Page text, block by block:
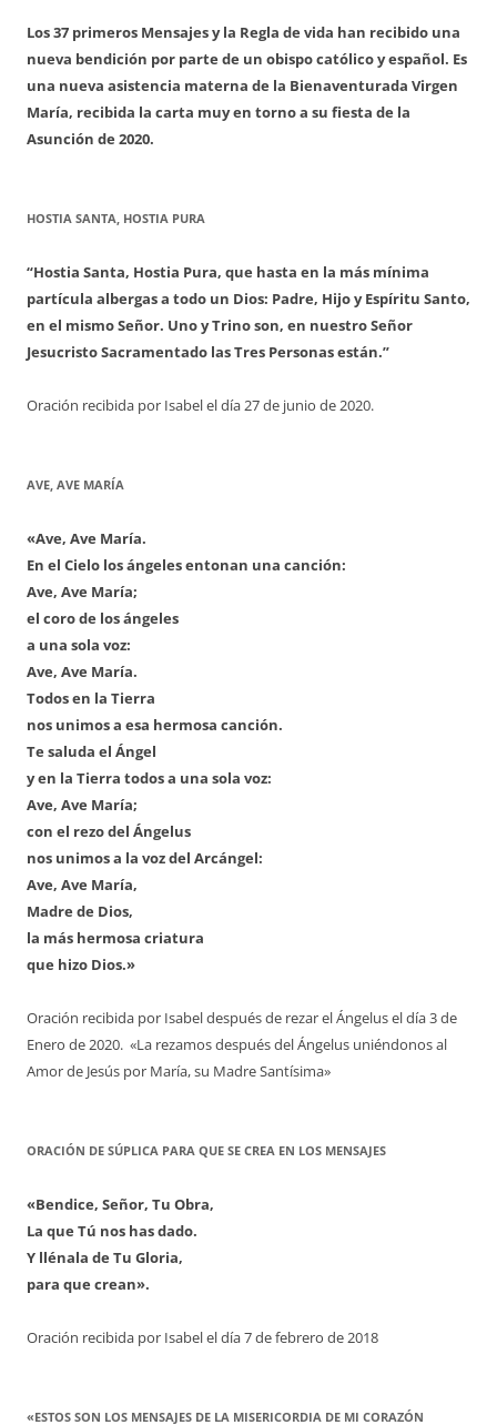
Los 37 primeros Mensajes y la Regla de vida han recibido una
nueva bendición por parte de un obispo católico y español. Es
una nueva asistencia materna de la Bienaventurada Virgen
María, recibida la carta muy en torno a su fiesta de la
Asunción de 2020.
HOSTIA SANTA, HOSTIA PURA
“Hostia Santa, Hostia Pura, que hasta en la más mínima
partícula albergas a todo un Dios: Padre, Hijo y Espíritu Santo,
en el mismo Señor. Uno y Trino son, en nuestro Señor
Jesucristo Sacramentado las Tres Personas están.”
Oración recibida por Isabel el día 27 de junio de 2020.
AVE, AVE MARÍA
«Ave, Ave María.
En el Cielo los ángeles entonan una canción:
Ave, Ave María;
el coro de los ángeles
a una sola voz:
Ave, Ave María.
Todos en la Tierra
nos unimos a esa hermosa canción.
Te saluda el Ángel
y en la Tierra todos a una sola voz:
Ave, Ave María;
con el rezo del Ángelus
nos unimos a la voz del Arcángel:
Ave, Ave María,
Madre de Dios,
la más hermosa criatura
que hizo Dios.»
Oración recibida por Isabel después de rezar el Ángelus el día 3 de
Enero de 2020. «La rezamos después del Ángelus uniéndonos al
Amor de Jesús por María, su Madre Santísima»
ORACIÓN DE SÚPLICA PARA QUE SE CREA EN LOS MENSAJES
«Bendice, Señor, Tu Obra,
La que Tú nos has dado.
Y llénala de Tu Gloria,
para que crean».
Oración recibida por Isabel el día 7 de febrero de 2018
«ESTOS SON LOS MENSAJES DE LA MISERICORDIA DE MI CORAZÓN